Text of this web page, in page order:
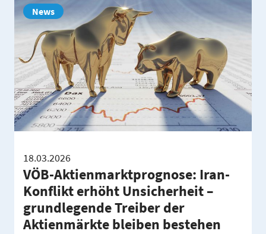
News
18.03.2026
VÖB-Aktienmarktprognose: Iran-
Konflikt erhöht Unsicherheit –
grundlegende Treiber der
Aktienmärkte bleiben bestehen